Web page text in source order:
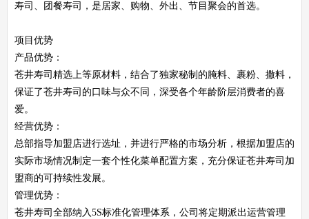
寿司、团餐寿司，是居家、购物、外出、节目聚会的首选。
项目优势
产品优势：
苍井寿司精选上等原材料，结合了独家秘制的腌料、裹粉、撒料，
保证了苍井寿司的口味与众不同，深受各个年龄阶层消费者的喜
爱。
经营优势：
总部指导加盟店进行选址，并进行严格的市场分析，根据加盟店的
实际市场情况制定一套个性化菜单配置方案，充分保证苍井寿司加
盟商的可持续性发展。
管理优势：
苍井寿司全部纳入5S标准化管理体系，公司将定期派出运营管理